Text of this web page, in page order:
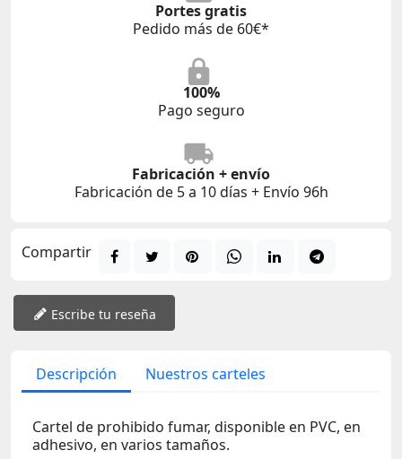
Portes gratis
Pedido más de 60€*
100%
Pago seguro
Fabricación + envío
Fabricación de 5 a 10 días + Envío 96h
Compartir
Escribe tu reseña
Descripción Nuestros carteles
Cartel de prohibido fumar, disponible en PVC, en
adhesivo, en varios tamaños.